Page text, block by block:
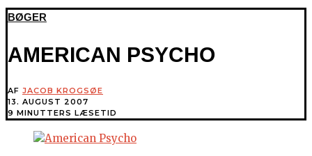
BØGER
AMERICAN PSYCHO
AF JACOB KROGSØE
13. AUGUST 2007
9 MINUTTERS LÆSETID